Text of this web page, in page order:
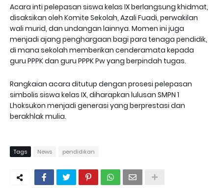
Acara inti pelepasan siswa kelas IX berlangsung khidmat,
disaksikan oleh Komite Sekolah, Azali Fuadi, perwakilan
wali murid, dan undangan lainnya. Momen ini juga
menjadi ajang penghargaan bagi para tenaga pendidik,
di mana sekolah memberikan cenderamata kepada
guru PPPK dan guru PPPK Pw yang berpindah tugas.
Rangkaian acara ditutup dengan prosesi pelepasan
simbolis siswa kelas IX, diharapkan lulusan SMPN 1
Lhoksukon menjadi generasi yang berprestasi dan
berakhlak mulia.
Tags News pendidikan